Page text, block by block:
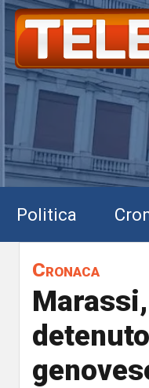
Politica
Cronaca